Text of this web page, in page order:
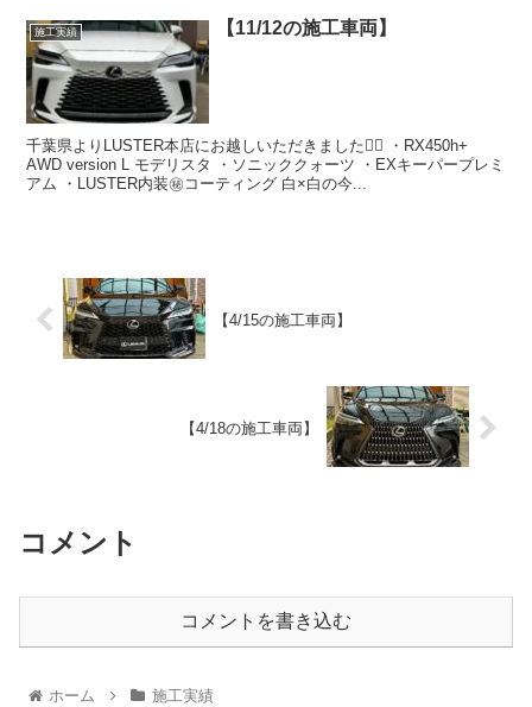
施工実績 【11/12の施工車両】
千葉県よりLUSTER本店にお越しいただきました🙇‍♂️ ・RX450h+
AWD version L モデリスタ ・ソニッククォーツ ・EXキーパープレミ
アム ・LUSTER内装㊙️コーティング 白×白の今...
【4/15の施工車両】
【4/18の施工車両】
コメント
コメントを書き込む
ホーム 施工実績